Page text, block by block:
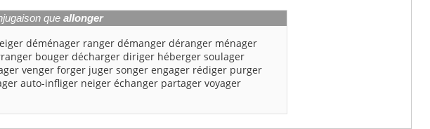
queallonger
déménager ranger démanger déranger ménager
bouger décharger diriger héberger soulager
venger forger juger songer engager rédiger purger
auto-infliger neiger échanger partager voyager